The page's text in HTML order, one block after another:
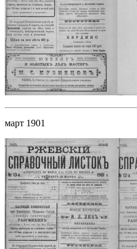
март 1901